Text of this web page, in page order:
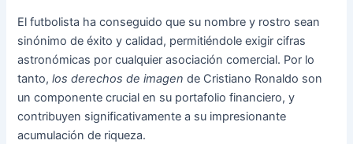
El futbolista ha conseguido que su nombre y rostro sean
sinónimo de éxito y calidad, permitiéndole exigir cifras
astronómicas por cualquier asociación comercial. Por lo
tanto,los derechos de imagen de Cristiano Ronaldo son
un componente crucial en su portafolio financiero, y
contribuyen significativamente a su impresionante
acumulación de riqueza.